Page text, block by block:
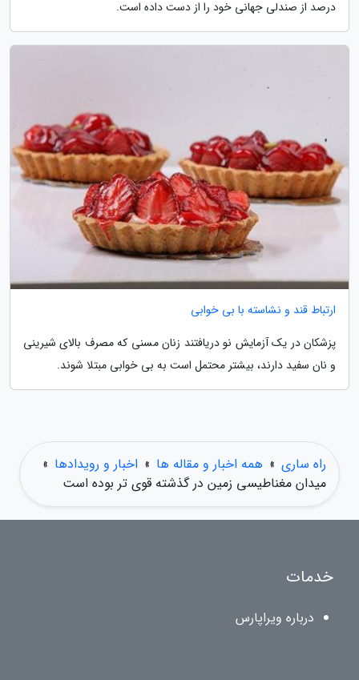
درصد از صندلی جهانی خود را از دست داده است.
ارتباط قند و نشاسته با بی خوابی
پزشکان در یک آزمایش نو دریافتند زنان مسنی که مصرف بالای شیرینی
و نان سفید دارند، بیشتر محتمل است به بی خوابی مبتلا شوند.
راه ساری » همه اخبار و مقاله ها » اخبار و رویدادها »
میدان مغناطیسی زمین در گذشته قوی تر بوده است
خدمات
درباره ویراپارس